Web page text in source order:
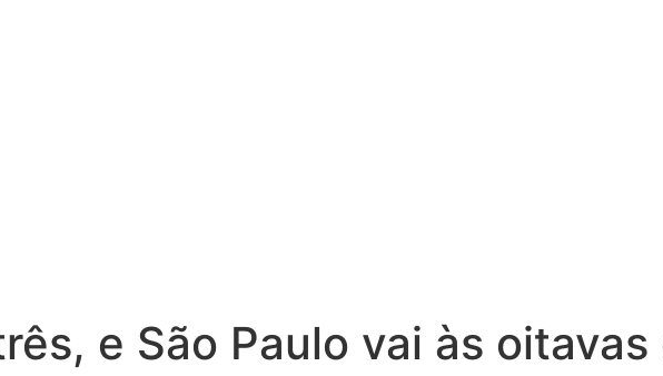
e São Paulo vai às